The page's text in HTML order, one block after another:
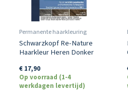
Permanente haarkleuring
Schwarzkopf Re-Nature
Haarkleur Heren Donker
€17,90
Op voorraad (1-4
werkdagen levertijd)